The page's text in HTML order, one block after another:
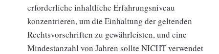
erforderliche inhaltliche Erfahrungsniveau
konzentrieren, um die Einhaltung der geltenden
Rechtsvorschriften zu gewährleisten, und eine
Mindestanzahl von Jahren sollte NICHT verwendet